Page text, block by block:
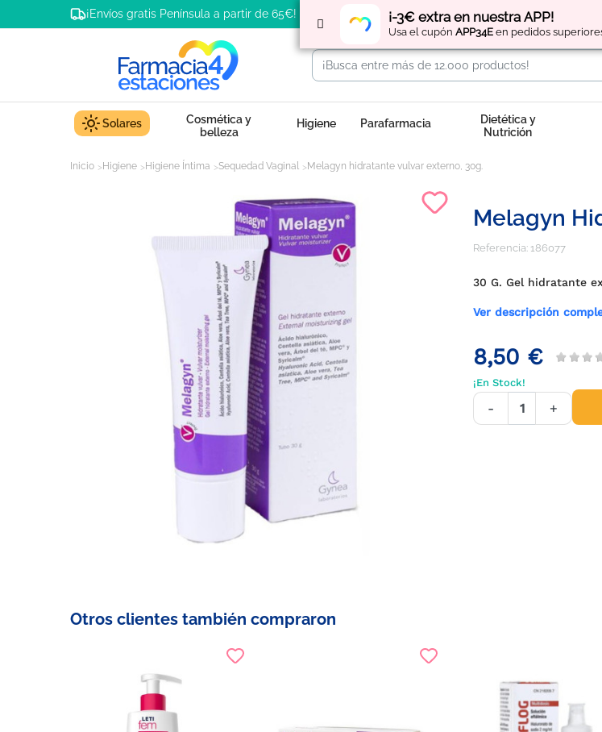
¡-3€ extra en nuestra APP!
Usa el cupón APP34E en pedidos
¡Envíos gratis Península a partir de 65€! Regístratey obtén
Solares
Cosmética y
belleza
Higiene Parafarmacia
Dietética y
Nutrición
Inicio Higiene Higiene Íntima Sequedad Vaginal Melagyn hidratante vulvar externo, 30g.
Melagyn
Referencia: 186077
30 G. Gel hidratante
Ver descripción
8,50 €
¡En Stock!
- +
Otros clientes también compraron